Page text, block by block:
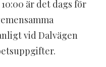
är det dags för
vid Dalvägen